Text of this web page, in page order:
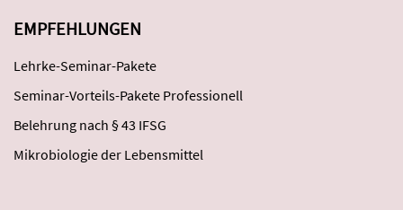
EMPFEHLUNGEN
Lehrke-Seminar-Pakete
Seminar-Vorteils-Pakete Professionell
Belehrung nach § 43 IFSG
Mikrobiologie der Lebensmittel